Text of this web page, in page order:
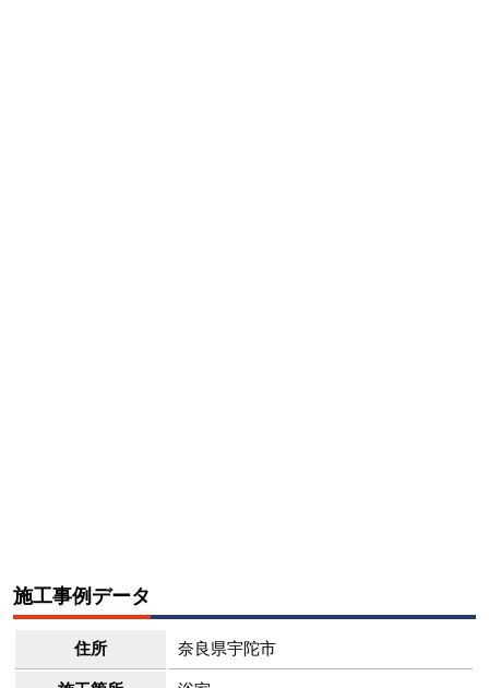
施工事例データ
住所 奈良県宇陀市